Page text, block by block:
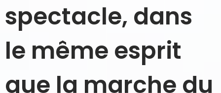
spectacle, dans
le même esprit
que la marche du